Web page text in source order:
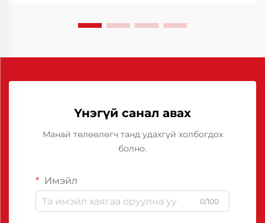
Үнэгүй санал авах
Манай төлөөлөгч танд удахгүй холбогдох
болно.
Имэйл
0/100